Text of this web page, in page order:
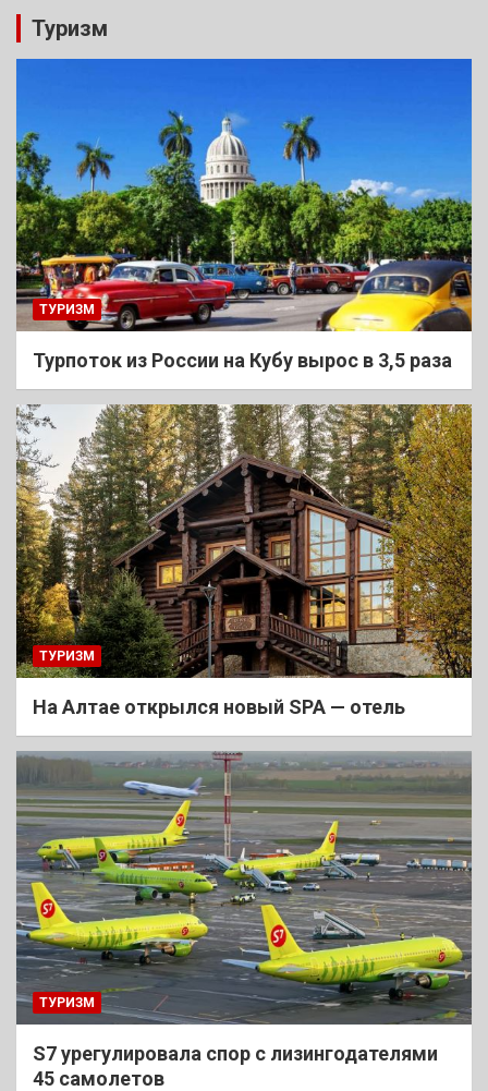
Туризм
ТУРИЗМ
Турпоток из России на Кубу вырос в 3,5 раза
ТУРИЗМ
На Алтае открылся новый SPA — отель
ТУРИЗМ
S7 урегулировала спор с лизингодателями
45 самолетов